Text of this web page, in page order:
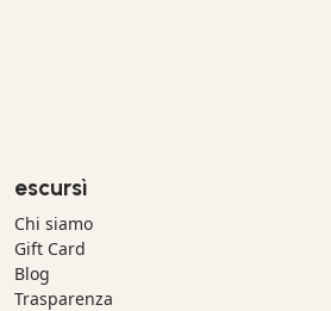
escursì
Chi siamo
Gift Card
Blog
Trasparenza